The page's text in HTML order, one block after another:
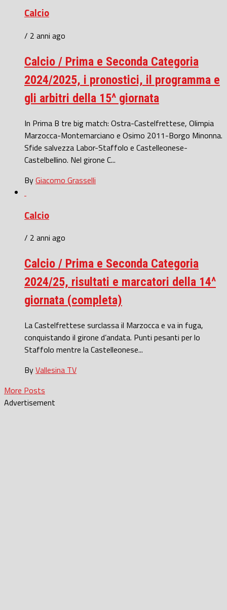
Calcio
/ 2 anni ago
Calcio / Prima e Seconda Categoria
2024/2025, i pronostici, il programma e
gli arbitri della 15^ giornata
In Prima B tre big match: Ostra-Castelfrettese, Olimpia
Marzocca-Montemarciano e Osimo 2011-Borgo Minonna.
Sfide salvezza Labor-Staffolo e Castelleonese-
Castelbellino. Nel girone C...
ByGiacomo Grasselli
Calcio
/ 2 anni ago
Calcio / Prima e Seconda Categoria
2024/25, risultati e marcatori della 14^
giornata (completa)
La Castelfrettese surclassa il Marzocca e va in fuga,
conquistando il girone d’andata. Punti pesanti per lo
Staffolo mentre la Castelleonese...
ByVallesina TV
More Posts
Advertisement